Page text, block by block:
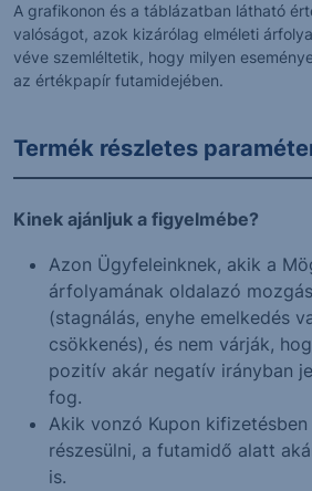
A grafikonon és a táblázatban látható
valóságot, azok kizárólag elméleti
véve szemléltetik, hogy milyen
az értékpapír futamidejében.
Termék részletes
Kinek ajánljuk a figyelmébe?
Azon Ügyfeleinknek, akik a
árfolyamának oldalazó
(stagnálás, enyhe emelkedés
csökkenés), és nem várják,
pozitív akár negatív irányban
fog.
Akik vonzó Kupon kifizetésben
részesülni, a futamidő alatt
is.